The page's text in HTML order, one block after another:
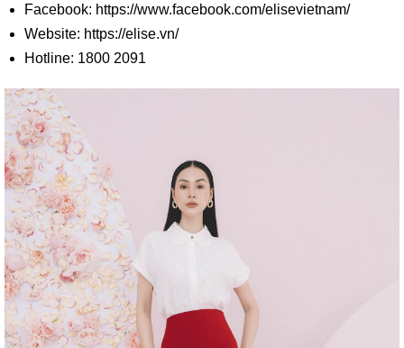
Facebook: https://www.facebook.com/elisevietnam/
Website: https://elise.vn/
Hotline: 1800 2091